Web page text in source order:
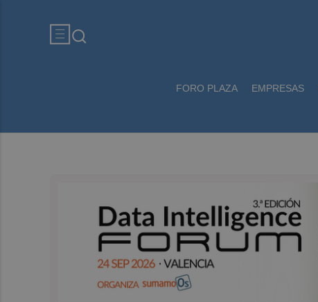
FORO PLAZA EMPRESAS